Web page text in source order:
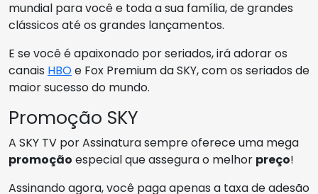
mundial para você e toda a sua família, de grandes
clássicos até os grandes lançamentos.
E se você é apaixonado por seriados, irá adorar os
canais HBOe Fox Premium da SKY, com os seriados de
maior sucesso do mundo.
Promoção SKY
A SKY TV por Assinatura sempre oferece uma mega
promoção especial que assegura o melhor preço!
Assinando agora, você paga apenas a taxa de adesão